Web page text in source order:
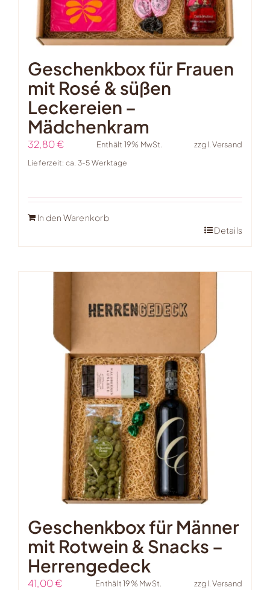
Geschenkbox für Frauen
mit Rosé & süßen
Leckereien –
Mädchenkram
32,80€ Enthält 19% MwSt. zzgl.Versand
Lieferzeit: ca. 3-5 Werktage
In den Warenkorb
Details
Geschenkbox für Männer
mit Rotwein & Snacks –
Herrengedeck
41,00€ Enthält 19% MwSt. zzgl.Versand